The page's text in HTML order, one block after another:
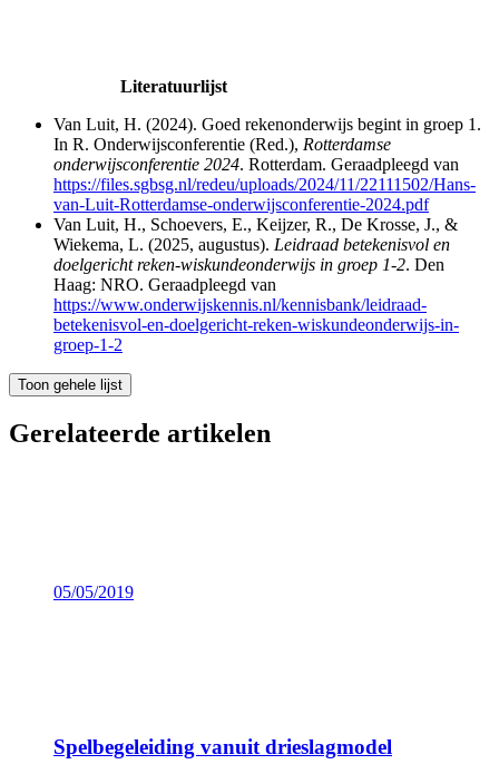
Literatuurlijst
Van Luit, H. (2024). Goed rekenonderwijs begint in groep 1.
In R. Onderwijsconferentie (Red.), Rotterdamse
onderwijsconferentie 2024. Rotterdam. Geraadpleegd van
https://files.sgbsg.nl/redeu/uploads/2024/11/22111502/Hans-
van-Luit-Rotterdamse-onderwijsconferentie-2024.pdf
Van Luit, H., Schoevers, E., Keijzer, R., De Krosse, J., &
Wiekema, L. (2025, augustus). Leidraad betekenisvol en
doelgericht reken-wiskundeonderwijs in groep 1-2. Den
Haag: NRO. Geraadpleegd van
https://www.onderwijskennis.nl/kennisbank/leidraad-
betekenisvol-en-doelgericht-reken-wiskundeonderwijs-in-
groep-1-2
Toon gehele lijst
Gerelateerde artikelen
05/05/2019
Spelbegeleiding vanuit drieslagmodel